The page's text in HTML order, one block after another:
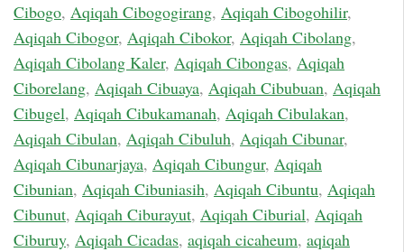
Cibogo, Aqiqah Cibogogirang, Aqiqah Cibogohilir,
Aqiqah Cibogor, Aqiqah Cibokor, Aqiqah Cibolang,
Aqiqah Cibolang Kaler, Aqiqah Cibongas, Aqiqah
Ciborelang, Aqiqah Cibuaya, Aqiqah Cibubuan, Aqiqah
Cibugel, Aqiqah Cibukamanah, Aqiqah Cibulakan,
Aqiqah Cibulan, Aqiqah Cibuluh, Aqiqah Cibunar,
Aqiqah Cibunarjaya, Aqiqah Cibungur, Aqiqah
Cibunian, Aqiqah Cibuniasih, Aqiqah Cibuntu, Aqiqah
Cibunut, Aqiqah Ciburayut, Aqiqah Ciburial, Aqiqah
Ciburuy, Aqiqah Cicadas, aqiqah cicaheum, aqiqah